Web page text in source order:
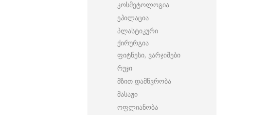
კოსმეტოლოგია
ეპილაცია
პლასტიკური
ქირურგია
ფიტნესი, ვარჯიშები
რუჯი
მზით დამწვრობა
მასაჟი
ოფლიანობა